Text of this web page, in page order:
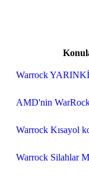
Warrock
AMD'nin
Warrock Kısayol
Warrock Silahlar